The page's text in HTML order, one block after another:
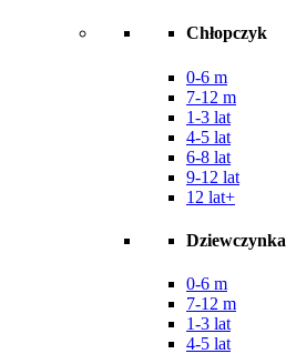
Chłopczyk
0-6 m
7-12 m
1-3 lat
4-5 lat
6-8 lat
9-12 lat
12 lat+
Dziewczynka
0-6 m
7-12 m
1-3 lat
4-5 lat